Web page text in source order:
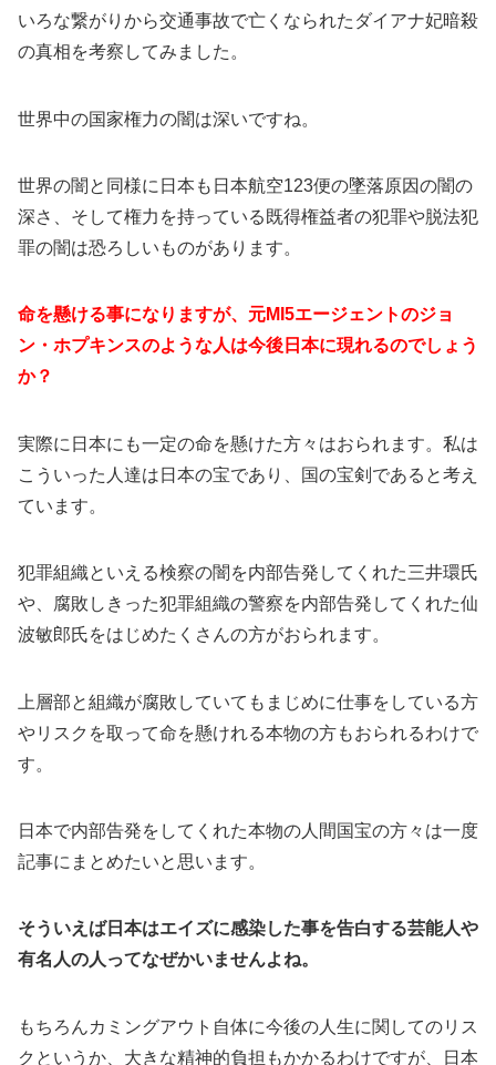
いろな繋がりから交通事故で亡くなられたダイアナ妃暗殺
の真相を考察してみました。
世界中の国家権力の闇は深いですね。
世界の闇と同様に日本も日本航空123便の墜落原因の闇の
深さ、そして権力を持っている既得権益者の犯罪や脱法犯
罪の闇は恐ろしいものがあります。
命を懸ける事になりますが、元MI5エージェントのジョ
ン・ホプキンスのような人は今後日本に現れるのでしょう
か？
実際に日本にも一定の命を懸けた方々はおられます。私は
こういった人達は日本の宝であり、国の宝剣であると考え
ています。
犯罪組織といえる検察の闇を内部告発してくれた三井環氏
や、腐敗しきった犯罪組織の警察を内部告発してくれた仙
波敏郎氏をはじめたくさんの方がおられます。
上層部と組織が腐敗していてもまじめに仕事をしている方
やリスクを取って命を懸けれる本物の方もおられるわけで
す。
日本で内部告発をしてくれた本物の人間国宝の方々は一度
記事にまとめたいと思います。
そういえば日本はエイズに感染した事を告白する芸能人や
有名人の人ってなぜかいませんよね。
もちろんカミングアウト自体に今後の人生に関してのリス
クというか、大きな精神的負担もかかるわけですが、日本